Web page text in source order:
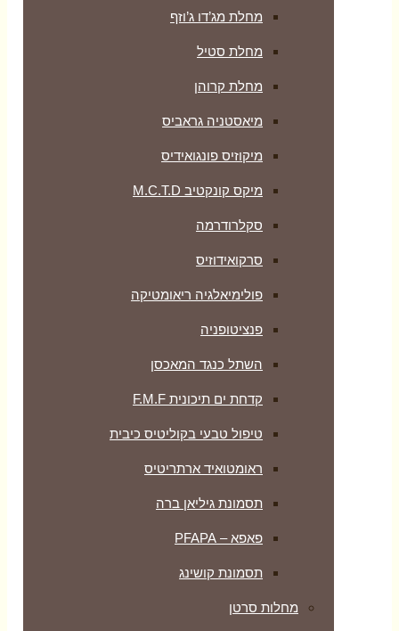
מחלת מג’דו ג’וזף
מחלת סטיל
מחלת קרוהן
מיאסטניה גראביס
מיקוזיס פונגואידיס
מיקס קונקטיב M.C.T.D
סקלרודרמה
סרקואידוזיס
פולימיאלגיה ריאומטיקה
‏פנציטופניה
השתל כנגד המאכסן
קדחת ים תיכונית F.M.F
טיפול טבעי בקוליטיס כיבית
ראומטואיד ארתריטיס
תסמונת גיליאן ברה
פאפא – PFAPA
תסמונת קושינג
מחלות סרטן